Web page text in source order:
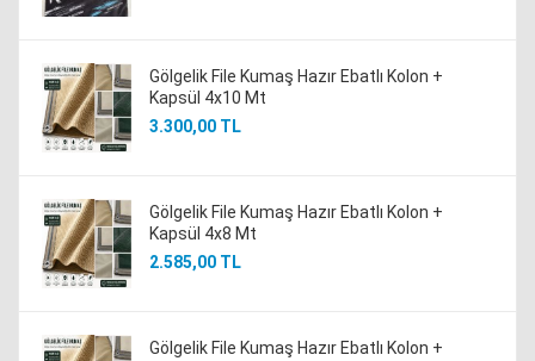
Gölgelik File Kumaş Hazır Ebatlı Kolon +
Kapsül 4x10 Mt
3.300,00 TL
Gölgelik File Kumaş Hazır Ebatlı Kolon +
Kapsül 4x8 Mt
2.585,00 TL
Gölgelik File Kumaş Hazır Ebatlı Kolon +